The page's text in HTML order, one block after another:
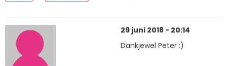
29 juni 2018 - 20:14
Dankjewel Peter :)